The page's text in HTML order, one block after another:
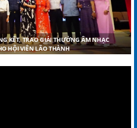
KẾT, TRAO GIẢI THƯỞNG ÂM NHẠC
HỘI VIÊN LÃO THÀNH